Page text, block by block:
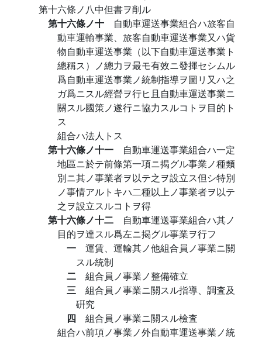
第十六條ノ八中但書ヲ削ル
第十六條ノ十 自動車運送事業組合ハ旅客自
動車運輸事業、旅客自動車運送事業又ハ貨
物自動車運送事業（以下自動車運送事業ト
總稱ス）ノ總力ヲ最モ有效ニ發揮セシムル
爲自動車運送事業ノ統制指導ヲ圖リ又ハ之
ガ爲ニスル經營ヲ行ヒ且自動車運送事業ニ
關スル國策ノ遂行ニ協力スルコトヲ目的ト
ス
組合ハ法人トス
第十六條ノ十一 自動車運送事業組合ハ一定
地區ニ於テ前條第一項ニ揭グル事業ノ種類
別ニ其ノ事業者ヲ以テ之ヲ設立ス但シ特別
ノ事情アルトキハ二種以上ノ事業者ヲ以テ
之ヲ設立スルコトヲ得
第十六條ノ十二 自動車運送事業組合ハ其ノ
目的ヲ達スル爲左ニ揭グル事業ヲ行フ
一 運賃、運輸其ノ他組合員ノ事業ニ關
スル統制
二 組合員ノ事業ノ整備確立
三 組合員ノ事業ニ關スル指導、調査及
硏究
四 組合員ノ事業ニ關スル檢査
組合ハ前項ノ事業ノ外自動車運送事業ノ統